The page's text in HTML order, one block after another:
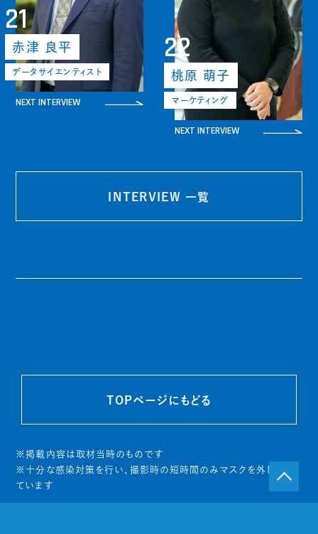
21
赤津 良平
データサイエンティスト
NEXT INTERVIEW
22
桃原 萌子
マーケティング
NEXT INTERVIEW
INTERVIEW 一覧
TOPページにもどる
※掲載内容は取材当時のものです
※十分な感染対策を行い、撮影時の短時間のみマスクを外し
ています